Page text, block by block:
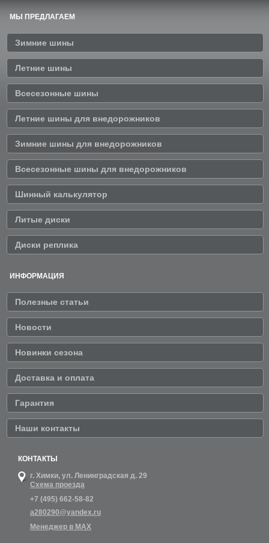
МЫ ПРЕДЛАГАЕМ
Зимние шины
Летние шины
Всесезонные шины
Летние шины для внедорожников
Зимние шины для внедорожников
Всесезонные шины для внедорожников
Шинный калькулятор
Литые диски
Диски реплика
ИНФОРМАЦИЯ
Полезные статьи
Новости
Новинки сезона
Доставка и оплата
Гарантия
Наши контакты
КОНТАКТЫ
г. Химки, ул. Ленинградская д. 29
Схема проезда
+7 (495) 662-58-82
a280290@yandex.ru
Менеджер в MAX